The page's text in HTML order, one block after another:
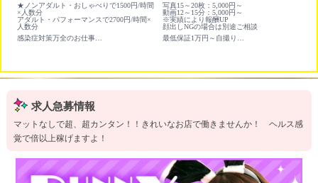
★ノンアダルト・おしゃべりで1500円/時間
×人数分
アダルト・パフォーマンスで2700円/時間×
人数分
写真15～20枚：5,000円～
動画12～15分：5,000円～
※実績により報酬UP
顔出しNGの場合は別途ご相談
求人急募情報
マットなしで超、超カンタン！！きれいなお店で働きませんか！ ヘルス感
覚で倍以上稼げますよ！